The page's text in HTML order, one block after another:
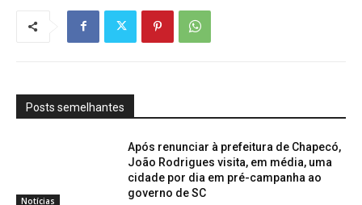
Posts semelhantes
Notícias
Após renunciar à prefeitura de Chapecó,
João Rodrigues visita, em média, uma
cidade por dia em pré-campanha ao
governo de SC